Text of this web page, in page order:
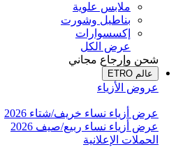
ملابس علوية
بناطيل وشورت
إكسسوارات
عرض الكل
شحن وإرجاع مجاني
عالم ETRO
عروض الأزياء
عرض أزياء نساء خريف/شتاء 2026
عرض أزياء نساء ربيع/صيف 2026
الحملات الإعلانية